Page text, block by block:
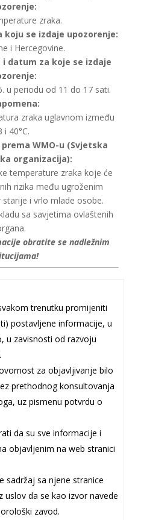
zraka.
koju se izdaje upozorenje:
i Hercegovine.
datum za koje se izdaje
u periodu od 11 do 17 sati.
zraka uglavnom između
i 40°C.
WMO-u (Svjetska
organizacija):
temperature zraka koje će
rizika među ugroženim
i vrlo mlade osobe.
sa savjetima ovlaštenih
obratite se nadležnim
trenutku promijeniti
postavljene informacije, u
u zavisnosti od razvoju
za objavljivanje bilo
prethodnog konsultovanja
uz pismenu potvrdu o
da su sve informacije i
objavljenim na web stranici
sadržaj sa njene stranice
uslov da se kao izvor navede
zavod.